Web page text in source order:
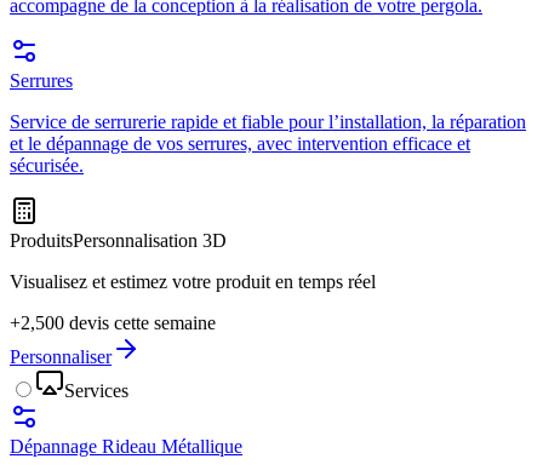
accompagne de la conception à la réalisation de votre pergola.
Serrures
Service de serrurerie rapide et fiable pour l’installation, la réparation
et le dépannage de vos serrures, avec intervention efficace et
sécurisée.
ProduitsPersonnalisation 3D
Visualisez et estimez votre produit en temps réel
+2,500 devis cette semaine
Personnaliser
Services
Dépannage Rideau Métallique